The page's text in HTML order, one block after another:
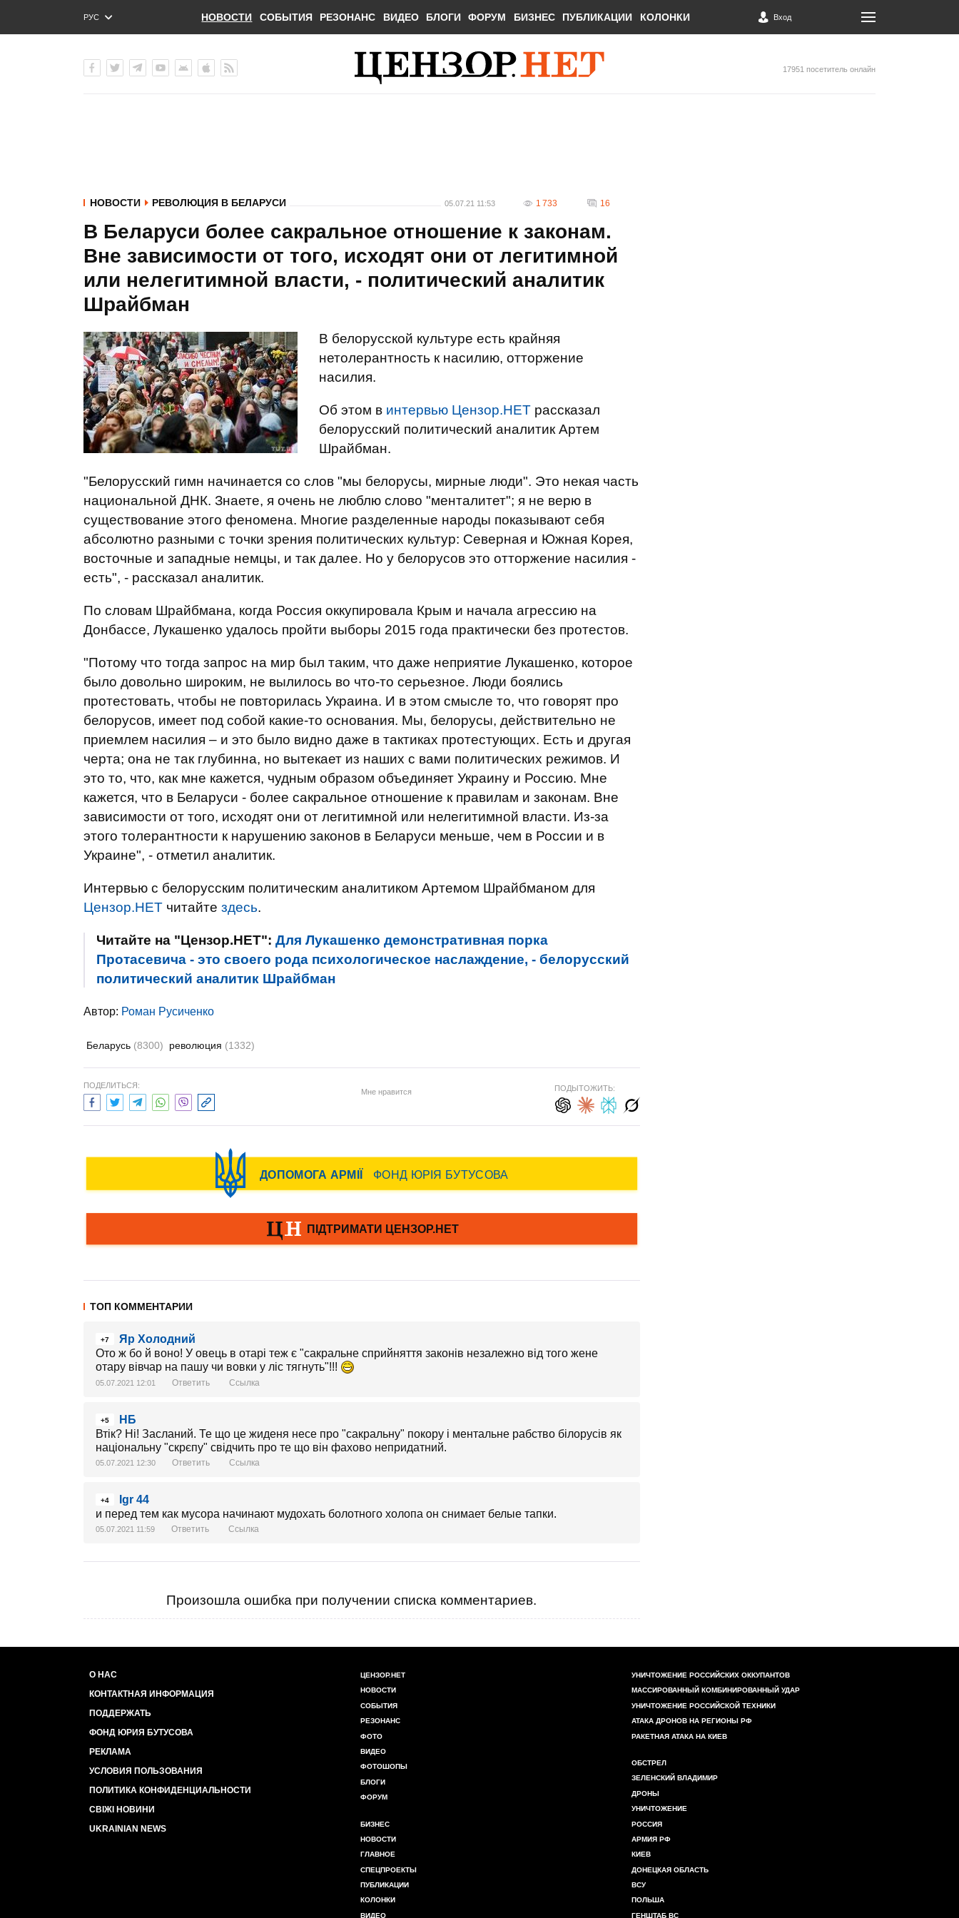
РУС
ENG
НОВОСТИ СОБЫТИЯ РЕЗОНАНС ВИДЕО БЛОГИ ФОРУМ БИЗНЕС ПУБЛИКАЦИИ КОЛОНКИ Вход
17951 посетитель онлайн
НОВОСТИ РЕВОЛЮЦИЯ В БЕЛАРУСИ 05.07.21 11:53 1 733 16
В Беларуси более сакральное отношение к законам.
Вне зависимости от того, исходят они от легитимной
или нелегитимной власти, - политический аналитик
Шрайбман
В белорусской культуре есть крайняя
нетолерантность к насилию, отторжение
насилия.
Об этом в интервью Цензор.НЕТ рассказал
белорусский политический аналитик Артем
Шрайбман.
"Белорусский гимн начинается со слов "мы белорусы, мирные люди". Это некая часть
национальной ДНК. Знаете, я очень не люблю слово "менталитет"; я не верю в
существование этого феномена. Многие разделенные народы показывают себя
абсолютно разными с точки зрения политических культур: Северная и Южная Корея,
восточные и западные немцы, и так далее. Но у белорусов это отторжение насилия -
есть", - рассказал аналитик.
По словам Шрайбмана, когда Россия оккупировала Крым и начала агрессию на
Донбассе, Лукашенко удалось пройти выборы 2015 года практически без протестов.
"Потому что тогда запрос на мир был таким, что даже неприятие Лукашенко, которое
было довольно широким, не вылилось во что-то серьезное. Люди боялись
протестовать, чтобы не повторилась Украина. И в этом смысле то, что говорят про
белорусов, имеет под собой какие-то основания. Мы, белорусы, действительно не
приемлем насилия – и это было видно даже в тактиках протестующих. Есть и другая
черта; она не так глубинна, но вытекает из наших с вами политических режимов. И
это то, что, как мне кажется, чудным образом объединяет Украину и Россию. Мне
кажется, что в Беларуси - более сакральное отношение к правилам и законам. Вне
зависимости от того, исходят они от легитимной или нелегитимной власти. Из-за
этого толерантности к нарушению законов в Беларуси меньше, чем в России и в
Украине", - отметил аналитик.
Интервью с белорусским политическим аналитиком Артемом Шрайбманом для
Цензор.НЕТ читайте здесь.
Читайте на "Цензор.НЕТ": Для Лукашенко демонстративная порка
Протасевича - это своего рода психологическое наслаждение, - белорусский
политический аналитик Шрайбман
Автор: Роман Русиченко
Беларусь (8300) революция (1332)
ПОДЕЛИТЬСЯ:
Мне нравится ПОДЫТОЖИТЬ:
ТОП КОММЕНТАРИИ
+7
Яр Холодний
Ото ж бо й воно! У овець в отарі теж є "сакральне сприйняття законів незалежно від того жене
отару вівчар на пашу чи вовки у ліс тягнуть"!!!
05.07.2021 12:01 Ответить Ссылка
+5
НБ
Втік? Ні! Засланий. Те що це жиденя несе про "сакральну" покору і ментальне рабство білорусів як
національну "скрєпу" свідчить про те що він фахово непридатний.
05.07.2021 12:30 Ответить Ссылка
+4
Igr 44
и перед тем как мусора начинают мудохать болотного холопа он снимает белые тапки.
05.07.2021 11:59 Ответить Ссылка
Произошла ошибка при получении списка комментариев.
О НАС
КОНТАКТНАЯ ИНФОРМАЦИЯ
ПОДДЕРЖАТЬ
ФОНД ЮРИЯ БУТУСОВА
РЕКЛАМА
УСЛОВИЯ ПОЛЬЗОВАНИЯ
ПОЛИТИКА КОНФИДЕНЦИАЛЬНОСТИ
СВІЖІ НОВИНИ
UKRAINIAN NEWS
ЦЕНЗОР.НЕТ
НОВОСТИ
СОБЫТИЯ
РЕЗОНАНС
ФОТО
ВИДЕО
ФОТОШОПЫ
БЛОГИ
ФОРУМ
БИЗНЕС
НОВОСТИ
ГЛАВНОЕ
СПЕЦПРОЕКТЫ
ПУБЛИКАЦИИ
КОЛОНКИ
ВИДЕО
УНИЧТОЖЕНИЕ РОССИЙСКИХ ОККУПАНТОВ
МАССИРОВАННЫЙ КОМБИНИРОВАННЫЙ УДАР
УНИЧТОЖЕНИЕ РОССИЙСКОЙ ТЕХНИКИ
АТАКА ДРОНОВ НА РЕГИОНЫ РФ
РАКЕТНАЯ АТАКА НА КИЕВ
ОБСТРЕЛ
ЗЕЛЕНСКИЙ ВЛАДИМИР
ДРОНЫ
УНИЧТОЖЕНИЕ
РОССИЯ
АРМИЯ РФ
КИЕВ
ДОНЕЦКАЯ ОБЛАСТЬ
ВСУ
ПОЛЬША
ГЕНШТАБ ВС